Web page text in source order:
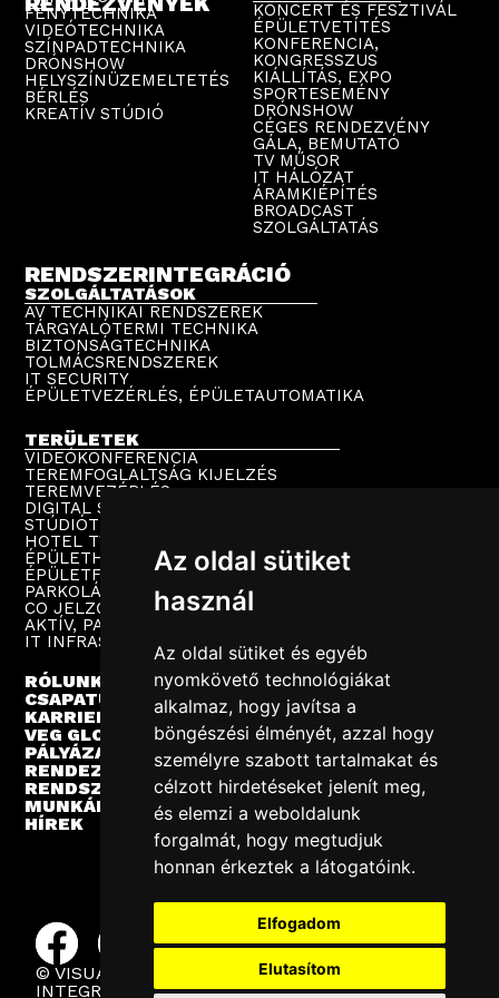
Az oldal sütiket
használ
Az oldal sütiket és egyéb
nyomkövető technológiákat
alkalmaz, hogy javítsa a
böngészési élményét, azzal hogy
személyre szabott tartalmakat és
célzott hirdetéseket jelenít meg,
és elemzi a weboldalunk
forgalmát, hogy megtudjuk
honnan érkeztek a látogatóink.
Elfogadom
Elutasítom
FÉNYTECHNIKA
VIDEÓTECHNIKA
SZÍNPADTECHNIKA
DRÓNSHOW
HELYSZÍNÜZEMELTETÉS
BÉRLÉS
KREATÍV STÚDIÓ
KONCERT ÉS FESZTIVÁL
ÉPÜLETVETÍTÉS
KONFERENCIA,
KONGRESSZUS
KIÁLLÍTÁS, EXPO
SPORTESEMÉNY
DRÓNSHOW
CÉGES RENDEZVÉNY
GÁLA, BEMUTATÓ
TV MŰSOR
IT HÁLÓZAT
ÁRAMKIÉPÍTÉS
BROADCAST
SZOLGÁLTATÁS
RENDSZERINTEGRÁCIÓ
SZOLGÁLTATÁSOK
AV TECHNIKAI RENDSZEREK
TÁRGYALÓTERMI TECHNIKA
BIZTONSÁGTECHNIKA
TOLMÁCSRENDSZEREK
IT SECURITY
ÉPÜLETVEZÉRLÉS, ÉPÜLETAUTOMATIKA
TERÜLETEK
VIDEÓKONFERENCIA
TEREMFOGLALTSÁG KIJELZÉS
TEREMVEZÉRLÉS
DIGITAL SIGNAGE
STÚDIÓTECHNIKA
HOTEL TV
ÉPÜLETHANGOSÍTÁS
ÉPÜLETFELÜGYELET
PARKOLÁSTECHNIKA
CO JELZŐRENDSZER
AKTÍV, PASSZÍV HÁLÓZAT
IT INFRASTRUKTÚRA
RÓLUNK
CSAPATUNK
KARRIER
VEG GLOBAL
PÁLYÁZATOK
RENDEZVÉNYEK
RENDSZERINTEGRÁCIÓ
MUNKÁINK
HÍREK
© VISUAL EUROPE GROUP 2025
INTEGRÁLT POLITIKA